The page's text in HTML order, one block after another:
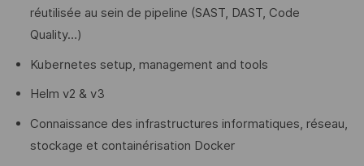
réutilisée au sein de pipeline (SAST, DAST, Code
Quality…)
Kubernetes setup, management and tools
Helm v2 & v3
Connaissance des infrastructures informatiques, réseau,
stockage et containérisation Docker